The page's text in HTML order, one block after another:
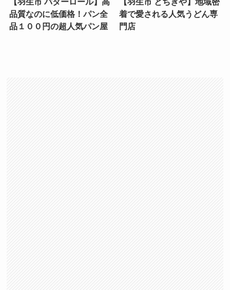
品質なのに低価格！パン全
品１００円の超人気パン屋
着で愛される人気うどん専
門店